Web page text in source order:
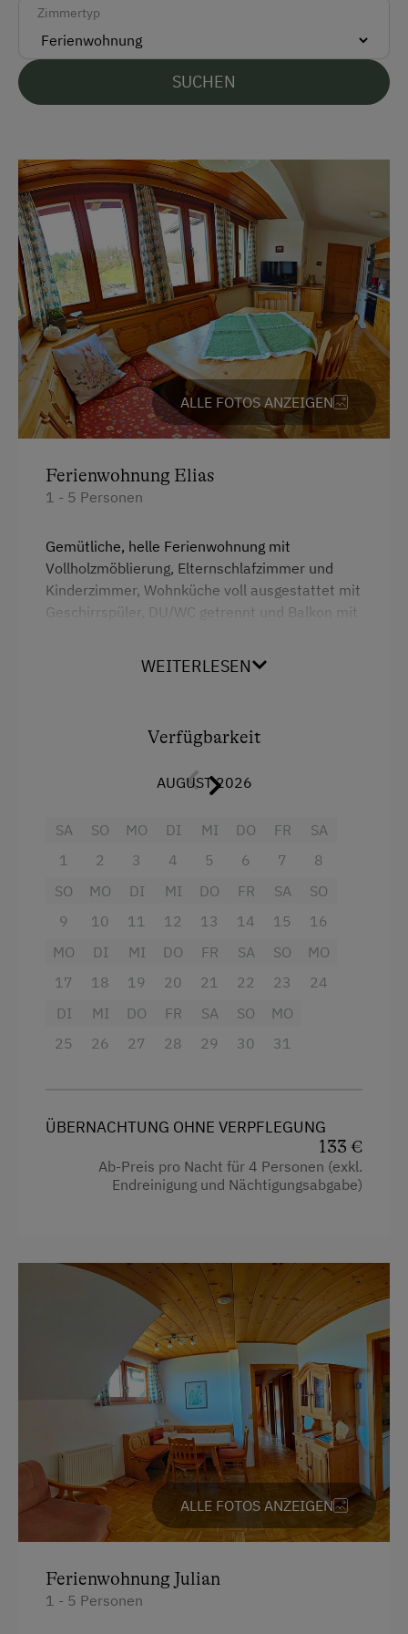
E-Auto Ladestation
Garten/Wiese
Hausgarten
Hofeigene Produkte
Mithilfe am Hof
Obstgarten
Schwimmteich
Spielgefährten
Traktorfahrten
Ausstattung der Wohneinheit
Bettwäsche vorhanden
E-Herd
Ferienwohnung ebenerdig
Geschirr vorhanden
Geschirrspüler
Waschmaschine
eigene Trinkwasserquelle
Transfer Bahnhof
Transfer Flughafen
Internetservice
Freizeitaktivitäten am Betrieb und in der
Umgebung
Geführte Ausritte
Reitwege
Strand
Tischtennis
Wanderreiten
Zusätzliche Ausstattungsmerkmale
Zimmertyp
SUCHEN
ALLE FOTOS ANZEIGEN
Ferienwohnung Elias
1 - 5 Personen
Gemütliche, helle Ferienwohnung mit
Vollholzmöblierung, Elternschlafzimmer und
Kinderzimmer, Wohnküche voll ausgestattet mit
Geschirrspüler, DU/WC getrennt und Balkon mit
4 Plattenherd
Balkon/Terrasse
Dusche
Fernseher
Handtücher
Wasserkocher
Haupthaus
Stockbett
WEITERLESEN
Verfügbarkeit
AUGUST 2026
SA
1
SO
2
MO
3
DI
4
MI
5
DO
6
FR
7
SA
8
SO
9
MO
10
DI
11
MI
12
DO
13
FR
14
SA
15
SO
16
MO
17
DI
18
MI
19
DO
20
FR
21
SA
22
SO
23
MO
24
DI
25
MI
26
DO
27
FR
28
SA
29
SO
30
MO
31
ÜBERNACHTUNG OHNE VERPFLEGUNG
133 €
Ab-Preis pro Nacht für 4 Personen (exkl.
Endreinigung und Nächtigungsabgabe)
ALLE FOTOS ANZEIGEN
Ferienwohnung Julian
1 - 5 Personen